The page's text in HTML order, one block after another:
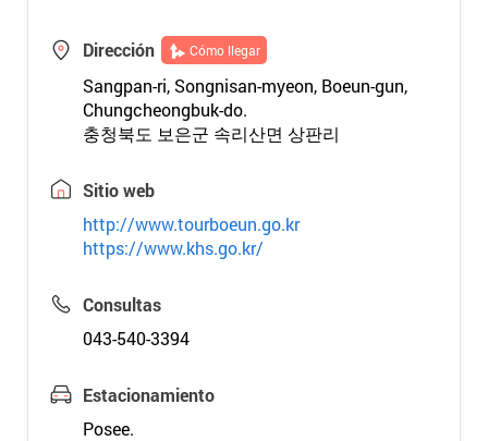
Dirección Cómo llegar
Sangpan-ri, Songnisan-myeon, Boeun-gun,
Chungcheongbuk-do.
충청북도 보은군 속리산면 상판리
Sitio web
http://www.tourboeun.go.kr
https://www.khs.go.kr/
Consultas
043-540-3394
Estacionamiento
Posee.